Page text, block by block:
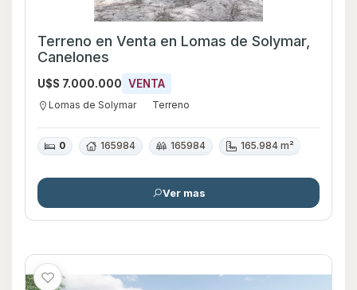
Terreno en Venta en Lomas de Solymar,
Canelones
U$S 7.000.000 VENTA
Lomas de Solymar Terreno
0 165984 165984 165.984 m²
Ver mas